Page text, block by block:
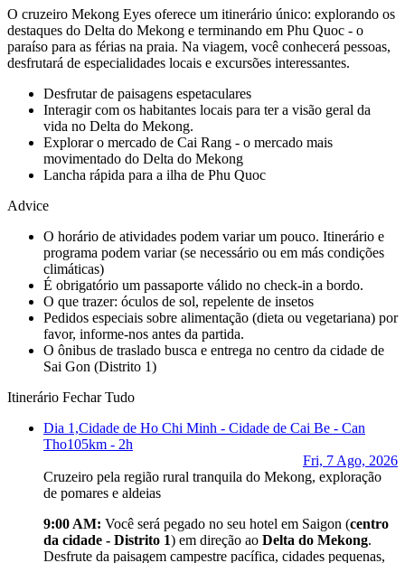
O cruzeiro Mekong Eyes oferece um itinerário único: explorando os
destaques do Delta do Mekong e terminando em Phu Quoc - o
paraíso para as férias na praia. Na viagem, você conhecerá pessoas,
desfrutará de especialidades locais e excursões interessantes.
Desfrutar de paisagens espetaculares
Interagir com os habitantes locais para ter a visão geral da
vida no Delta do Mekong.
Explorar o mercado de Cai Rang - o mercado mais
movimentado do Delta do Mekong
Lancha rápida para a ilha de Phu Quoc
Advice
O horário de atividades podem variar um pouco. Itinerário e
programa podem variar (se necessário ou em más condições
climáticas)
É obrigatório um passaporte válido no check-in a bordo.
O que trazer: óculos de sol, repelente de insetos
Pedidos especiais sobre alimentação (dieta ou vegetariana) por
favor, informe-nos antes da partida.
O ônibus de traslado busca e entrega no centro da cidade de
Sai Gon (Distrito 1)
Itinerário Fechar Tudo
Dia 1,Cidade de Ho Chi Minh - Cidade de Cai Be - Can
Tho105km - 2h
Fri, 7 Ago, 2026
Cruzeiro pela região rural tranquila do Mekong, exploração
de pomares e aldeias
9:00 AM: Você será pegado no seu hotel em Saigon (centro
da cidade - Distrito 1) em direção ao Delta do Mekong.
Desfrute da paisagem campestre pacífica, cidades pequenas,